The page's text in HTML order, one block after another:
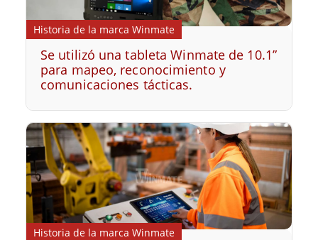
Historia de la marca Winmate
Se utilizó una tableta Winmate de 10.1”
para mapeo, reconocimiento y
comunicaciones tácticas.
Historia de la marca Winmate